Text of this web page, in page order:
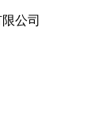
公司